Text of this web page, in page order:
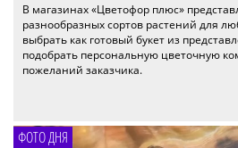
В магазинах «Цветофор плюс»
разнообразных сортов растений для
выбрать как готовый букет из
подобрать персональную цветочную
пожеланий заказчика.
ФОТО ДНЯ